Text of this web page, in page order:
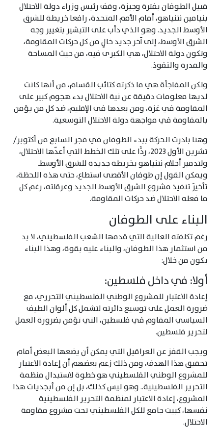
قبيل الطوفان بفترة وجيزة، وقف رئيس وزراء دولة الاحتلال
بنيامين نتنياهو، أمام الأمم المتحدة، رافعا خريطة للشرق
الأوسط الجديد. وهو الذي دأب على التبشير بتغيير وجه
الشرق الأوسط، إلى آخر جديد خالٍ من كل حركات المقاومة،
وتكون دولة الاحتلال، هي الكبرى فيه، من حيث المساحة
والقدرة والنفوذ.
ولكن المفاجأة هي ما ذكرته كتائب القسام، من أنها كانت
لديها معلومات دقيقة عن نية الاحتلال بدء هجوم كبير على
المقاومة في غزة، ومن بعدها في الإقليم، ضد كل من يؤمن
بالمقاومة في مواجهة دولة الاحتلال التوسعية.
وهنا بادرت الحركة ببدء الطوفان في فجر السابع من أكتوبر/
تشرين الأول 2023، ردًّا على تلك الخطط التي أعدّها الاحتلال،
ولتدمير أحلام نتنياهو بخريطة جديدة للشرق الأوسط.
ويمكن القول إن طوفان الأقصى استطاع، حتى هذه اللحظة،
تأخيرَ تنفيذ مشروع الشرق الأوسط الجديد وعرقلته، رغم كل
ما فعله الاحتلال ضد حركات المقاومة.
البناء على الطوفان
رغم تكلفته العالية التي قدمها الشعب الفلسطيني، لا بد
من استثمار هذا الطوفان، والبناء عليه بقوة، وهذا البناء
يكون من خلال:
أولا: في داخل فلسطين:
إعادة الاعتبار للمشروع الوطني الفلسطيني التحرري، مع
ضرورة العمل على توسيع دائرته لتشمل كل ألوان الطيف
السياسي المقاوم في فلسطين، التي تؤمن بضرورة العمل
لتحرير فلسطين.
ويجب القفز عن العراقيل التي يمكن أن يضعها البعض أمام
تحقيق هذا الهدف، ومن ذلك زعم بعضهم أن إعادة الاعتبار
للمشروع الوطني الفلسطيني هو خطوة لاستبدال منظمة
التحرير الفلسطينية.. وهو ليس كذلك، بل إن من أبجديات هذا
المشروع، إعادة الاعتبار لمنظمة التحرير الفلسطينية
نفسها، كبيت جامع للكل الفلسطيني تحت مشروع مقاومة
الاحتلال.